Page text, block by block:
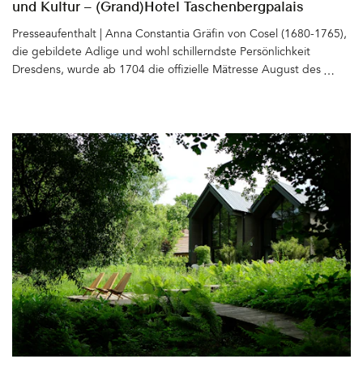
und Kultur – (Grand)Hotel Taschenbergpalais
Kempinski Dresden
Presseaufenthalt | Anna Constantia Gräfin von Cosel (1680-1765),
die gebildete Adlige und wohl schillerndste Persönlichkeit
Dresdens, wurde ab 1704 die offizielle Mätresse August des
Wohn- und Repräsentationssitz wurde. Die Gräfin hatte großen
Einfluß auf den Dresdner Hof, mischte sich über die Jahre immer
mehr in die Politik ein, nutzte ihre Machtstellung zu sehr aus und
viel fiel schließlich bei August in Ungnade. Er wandte sich von ihr
ab und verbannte die Mutter seiner drei gemeinsamen Kinder für
den Rest ihres Lebens auf die Burg Stolpen, wo sie 1733 starb.
Noch heute scheint der Geist der Gräfin Cosel über dem
Taschenbergpalais, dem heutigen Hotel Taschenbergpalais
Kempinski Dresden, zu schweben&hellip